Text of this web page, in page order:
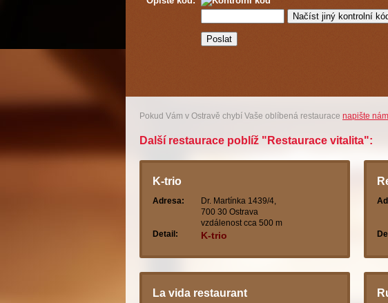
Pokud Vám v Ostravě chybí Vaše oblíbená restaurace napište nám
Další restaurace poblíž "Restaurace vitalita":
K-trio
Adresa:
Dr. Martínka 1439/4,
700 30 Ostrava
vzdálenost cca 500 m
Detail:
K-trio
La vida restaurant